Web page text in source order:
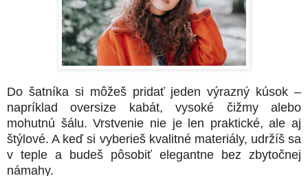
Do šatníka si môžeš pridať jeden výrazný kúsok –
napríklad oversize kabát, vysoké čižmy alebo
mohutnú šálu. Vrstvenie nie je len praktické, ale aj
štýlové. A keď si vyberieš kvalitné materiály, udržíš sa
v teple a budeš pôsobiť elegantne bez zbytočnej
námahy.